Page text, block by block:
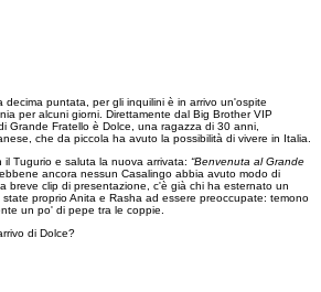
decima puntata, per gli inquilini è in arrivo un'ospite
per alcuni giorni. Direttamente dal Big Brother VIP
Grande Fratello è Dolce, una ragazza di 30 anni,
che da piccola ha avuto la possibilità di vivere in Italia.
Tugurio e saluta la nuova arrivata: “Benvenuta al Grande
ancora nessun Casalingo abbia avuto modo di
breve clip di presentazione, c'è già chi ha esternato un
proprio Anita e Rasha ad essere preoccupate: temono
un po' di pepe tra le coppie.
di Dolce?